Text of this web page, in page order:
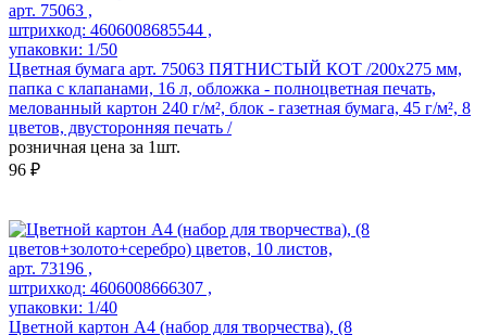
арт. 75063 ,
штрихкод: 4606008685544 ,
упаковки: 1/50
Цветная бумага арт. 75063 ПЯТНИСТЫЙ КОТ /200x275 мм,
папка с клапанами, 16 л, обложка - полноцветная печать,
мелованный картон 240 г/м², блок - газетная бумага, 45 г/м², 8
цветов, двусторонняя печать /
розничная цена за 1шт.
96 ₽
арт. 73196 ,
штрихкод: 4606008666307 ,
упаковки: 1/40
Цветной картон А4 (набор для творчества), (8